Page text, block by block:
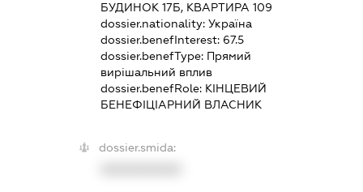
БУДИНОК 17Б, КВАРТИРА 109
dossier.nationality:Україна
dossier.benefInterest: 67.5
dossier.benefType: Прямий
вирішальний вплив
dossier.benefRole: КІНЦЕВИЙ
БЕНЕФІЦІАРНИЙ ВЛАСНИК
dossier.smida: